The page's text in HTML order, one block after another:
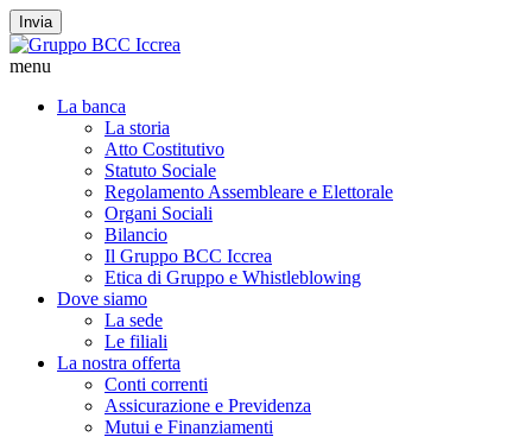
Invia
menu
La banca
La storia
Atto Costitutivo
Statuto Sociale
Regolamento Assembleare e Elettorale
Organi Sociali
Bilancio
Il Gruppo BCC Iccrea
Etica di Gruppo e Whistleblowing
Dove siamo
La sede
Le filiali
La nostra offerta
Conti correnti
Assicurazione e Previdenza
Mutui e Finanziamenti